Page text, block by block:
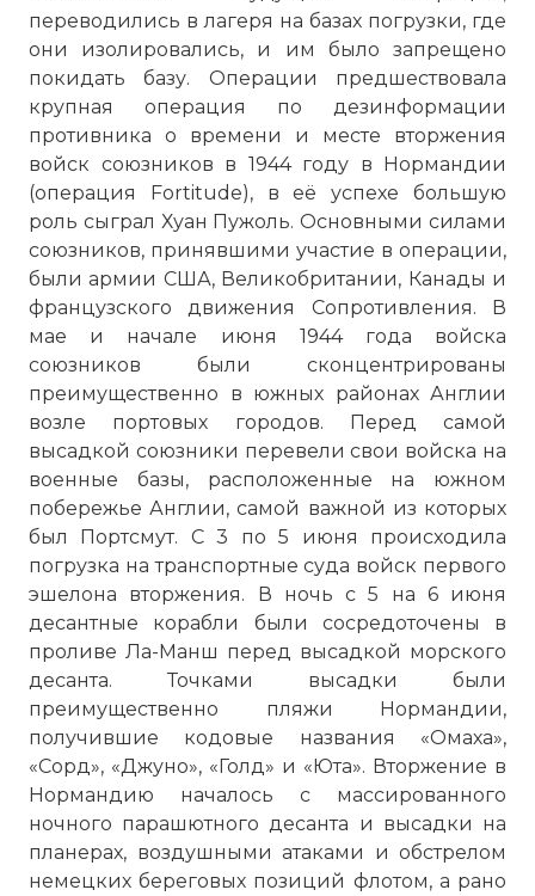
переводились в лагеря на базах погрузки, где
они изолировались, и им было запрещено
покидать базу. Операции предшествовала
крупная операция по дезинформации
противника о времени и месте вторжения
войск союзников в 1944 году в Нормандии
(операция Fortitude), в её успехе большую
роль сыграл Хуан Пужоль. Основными силами
союзников, принявшими участие в операции,
были армии США, Великобритании, Канады и
французского движения Сопротивления. В
мае и начале июня 1944 года войска
союзников были сконцентрированы
преимущественно в южных районах Англии
возле портовых городов. Перед самой
высадкой союзники перевели свои войска на
военные базы, расположенные на южном
побережье Англии, самой важной из которых
был Портсмут. С 3 по 5 июня происходила
погрузка на транспортные суда войск первого
эшелона вторжения. В ночь с 5 на 6 июня
десантные корабли были сосредоточены в
проливе Ла-Манш перед высадкой морского
десанта. Точками высадки были
преимущественно пляжи Нормандии,
получившие кодовые названия «Омаха»,
«Сорд», «Джуно», «Голд» и «Юта». Вторжение в
Нормандию началось с массированного
ночного парашютного десанта и высадки на
планерах, воздушными атаками и обстрелом
немецких береговых позиций флотом, а рано